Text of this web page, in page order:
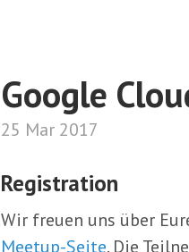
Google
25 Mar 2017
Registration
Wir freuen uns über
Meetup-Seite. Die